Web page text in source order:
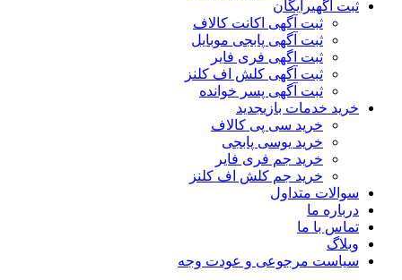
ثبت آگهیرایگان
ثبت آگهی اکانت کالاف
ثبت آگهی پابجی موبایل
ثبت اگهی فری فایر
ثبت آگهی کلش اف کلنز
ثبت آگهی پسر خوانده
خرید خدمات بازیجدید
خرید سی پی کالاف
خرید یوسی پابجی
خرید جم فری فایر
خرید جم کلش اف کلنز
سوالات متداول
درباره ما
تماس با ما
وبلاگ
سیاست مرجوعی و عودت وجه